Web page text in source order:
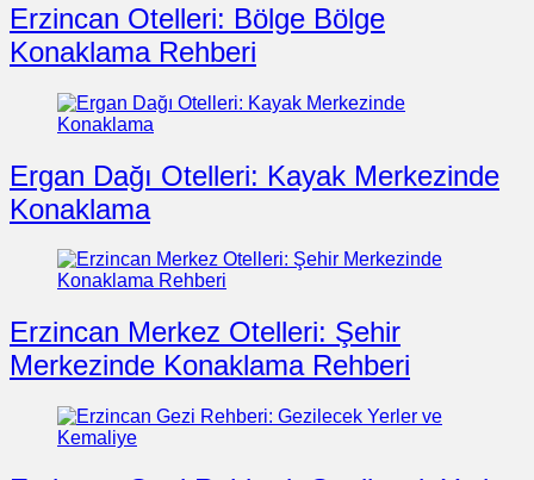
Erzincan Otelleri: Bölge Bölge
Konaklama Rehberi
Ergan Dağı Otelleri: Kayak Merkezinde
Konaklama
Erzincan Merkez Otelleri: Şehir
Merkezinde Konaklama Rehberi